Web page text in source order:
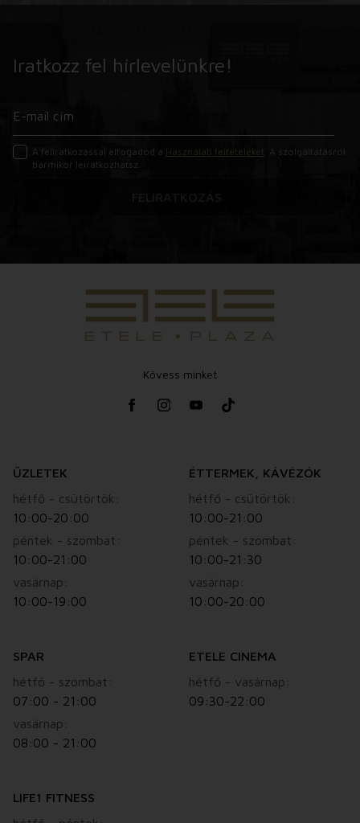
Iratkozz fel hírlevelünkre!
A feliratkozással elfogadod a Használati feltételeket . A szolgáltatásról
bármikor leiratkozhatsz.
Kövess minket
ÜZLETEK
hétfő - csütörtök:
10:00-20:00
péntek - szombat:
10:00-21:00
vasárnap:
10:00-19:00
ÉTTERMEK, KÁVÉZÓK
hétfő - csütörtök:
10:00-21:00
péntek - szombat:
10:00-21:30
vasárnap:
10:00-20:00
SPAR
hétfő - szombat:
07:00 - 21:00
vasárnap:
08:00 - 21:00
ETELE CINEMA
hétfő - vasárnap:
09:30-22:00
LIFE1 FITNESS